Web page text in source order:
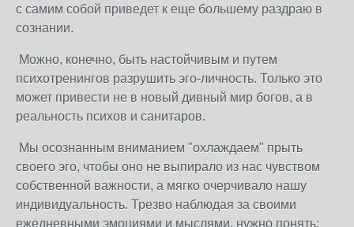
с самим собой приведет к еще большему раздраю в
сознании.
Можно, конечно, быть настойчивым и путем
психотренингов разрушить эго-личность. Только это
может привести не в новый дивный мир богов, а в
реальность психов и санитаров.
Мы осознанным вниманием "охлаждаем" прыть
своего эго, чтобы оно не выпирало из нас чувством
собственной важности, а мягко очерчивало нашу
индивидуальность. Трезво наблюдая за своими
ежедневными эмоциями и мыслями, нужно понять: